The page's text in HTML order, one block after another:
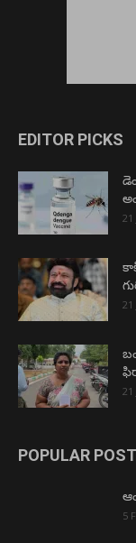
EDITOR PICKS
POPULAR
5